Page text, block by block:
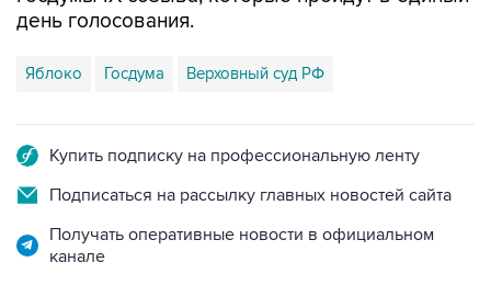
день голосования.
Яблоко Госдума Верховный суд РФ
Купить подписку на профессиональную ленту
Подписаться на рассылку главных новостей сайта
Получать оперативные новости в официальном
канале